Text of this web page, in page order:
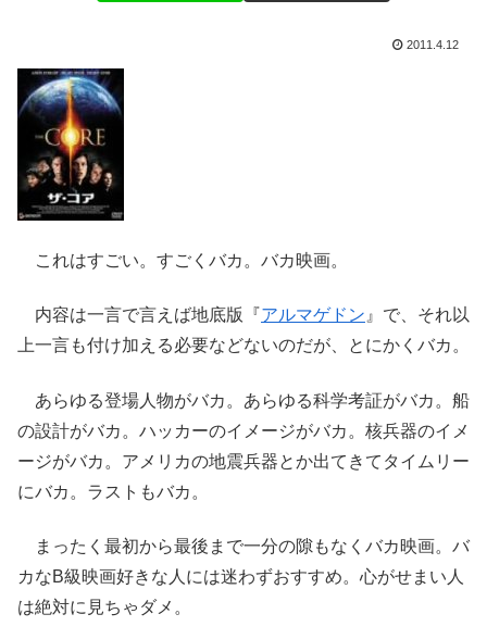
2011.4.12
これはすごい。すごくバカ。バカ映画。
内容は一言で言えば地底版『アルマゲドン 』で、それ以
上一言も付け加える必要などないのだが、とにかくバカ。
あらゆる登場人物がバカ。あらゆる科学考証がバカ。船
の設計がバカ。ハッカーのイメージがバカ。核兵器のイメ
ージがバカ。アメリカの地震兵器とか出てきてタイムリー
にバカ。ラストもバカ。
まったく最初から最後まで一分の隙もなくバカ映画。バ
カなB級映画好きな人には迷わずおすすめ。心がせまい人
は絶対に見ちゃダメ。